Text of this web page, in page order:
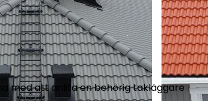
med att anlita en behörig takläggare